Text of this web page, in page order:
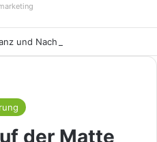
der Matte